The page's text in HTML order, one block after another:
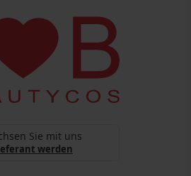
Datenschutz
Terms Of Services
Cookies
15/248/11226
Sie mit uns
werden